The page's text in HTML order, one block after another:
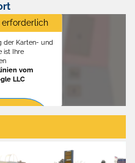
der Karten- und
ist Ihre
vom
LLC